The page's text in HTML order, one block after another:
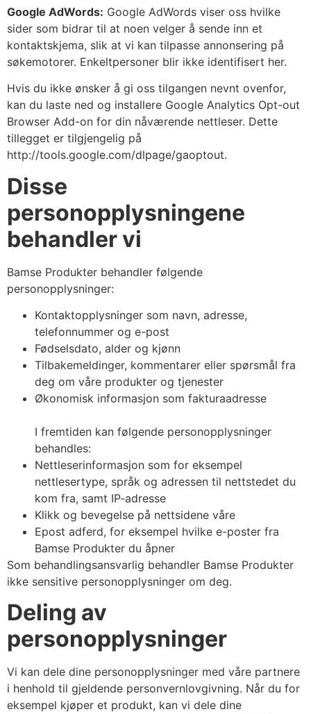
Google AdWords: Google AdWords viser oss hvilke
sider som bidrar til at noen velger å sende inn et
kontaktskjema, slik at vi kan tilpasse annonsering på
søkemotorer. Enkeltpersoner blir ikke identifisert her.
Hvis du ikke ønsker å gi oss tilgangen nevnt ovenfor,
kan du laste ned og installere Google Analytics Opt-out
Browser Add-on for din nåværende nettleser. Dette
tillegget er tilgjengelig på
http://tools.google.com/dlpage/gaoptout.
Disse
personopplysningene
behandler vi
Bamse Produkter behandler følgende
personopplysninger:
Kontaktopplysninger som navn, adresse,
telefonnummer og e-post
Fødselsdato, alder og kjønn
Tilbakemeldinger, kommentarer eller spørsmål fra
deg om våre produkter og tjenester
Økonomisk informasjon som fakturaadresse
I fremtiden kan følgende personopplysninger
behandles:
Nettleserinformasjon som for eksempel
nettlesertype, språk og adressen til nettstedet du
kom fra, samt IP-adresse
Klikk og bevegelse på nettsidene våre
Epost adferd, for eksempel hvilke e-poster fra
Bamse Produkter du åpner
Som behandlingsansvarlig behandler Bamse Produkter
ikke sensitive personopplysninger om deg.
Deling av
personopplysninger
Vi kan dele dine personopplysninger med våre partnere
i henhold til gjeldende personvernlovgivning. Når du for
eksempel kjøper et produkt, kan vi dele dine